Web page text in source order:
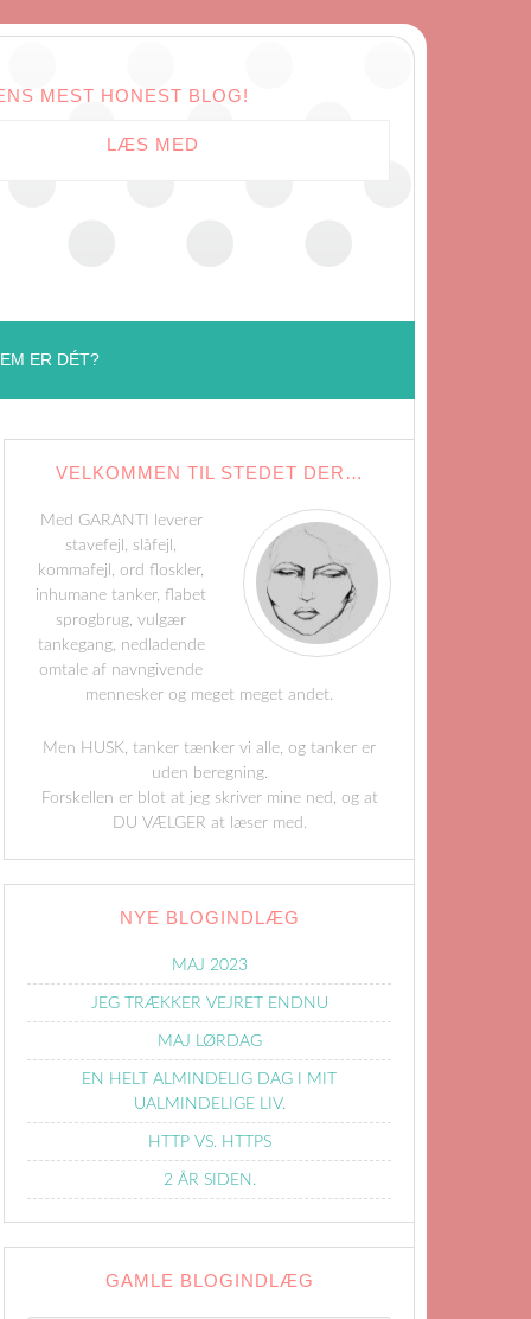
MEST HONEST BLOG!
LÆS MED
ER DÉT?
VELKOMMEN TIL STEDET DER…
Med GARANTI leverer
stavefejl, slåfejl,
kommafejl, ord floskler,
inhumane tanker, flabet
sprogbrug, vulgær
tankegang, nedladende
omtale af navngivende
mennesker og meget meget andet.
Men HUSK, tanker tænker vi alle, og tanker er
uden beregning.
Forskellen er blot at jeg skriver mine ned, og at
DU VÆLGER at læser med.
NYE BLOGINDLÆG
MAJ 2023
JEG TRÆKKER VEJRET ENDNU
MAJ LØRDAG
EN HELT ALMINDELIG DAG I MIT
UALMINDELIGE LIV.
HTTP VS. HTTPS
2 ÅR SIDEN.
GAMLE BLOGINDLÆG